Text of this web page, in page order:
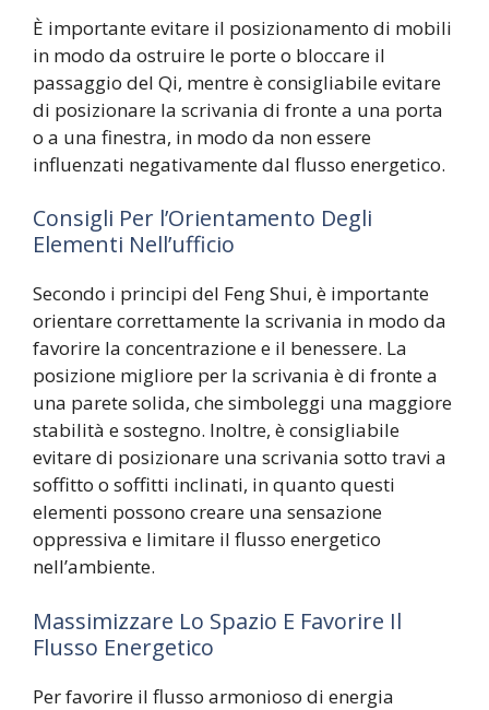
È importante evitare il posizionamento di mobili
in modo da ostruire le porte o bloccare il
passaggio del Qi, mentre è consigliabile evitare
di posizionare la scrivania di fronte a una porta
o a una finestra, in modo da non essere
influenzati negativamente dal flusso energetico.
Consigli Per l’Orientamento Degli
Elementi Nell’ufficio
Secondo i principi del Feng Shui, è importante
orientare correttamente la scrivania in modo da
favorire la concentrazione e il benessere. La
posizione migliore per la scrivania è di fronte a
una parete solida, che simboleggi una maggiore
stabilità e sostegno. Inoltre, è consigliabile
evitare di posizionare una scrivania sotto travi a
soffitto o soffitti inclinati, in quanto questi
elementi possono creare una sensazione
oppressiva e limitare il flusso energetico
nell’ambiente.
Massimizzare Lo Spazio E Favorire Il
Flusso Energetico
Per favorire il flusso armonioso di energia